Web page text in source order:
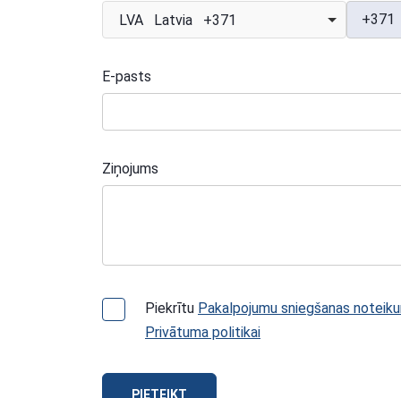
LVA Latvia +371 +371
E-pasts
Ziņojums
Piekrītu Pakalpojumu sniegšanas
Privātuma politikai
PIETEIKT